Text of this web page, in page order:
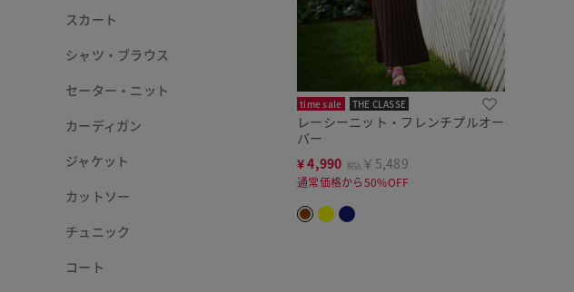
スカート
シャツ・ブラウス
セーター・ニット
カーディガン
ジャケット
カットソー
チュニック
コート
time sale THE CLASSE
レーシーニット・フレンチプルオー
バー
¥4,990 税込 ￥5,489
通常価格から50%OFF